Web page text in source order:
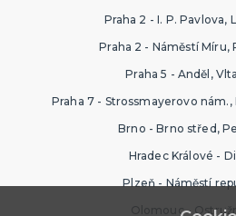
Praha 2 - I. P. Pavlova,
Praha 2 - Náměstí Míru,
Praha 5 - Anděl,
Praha 7 - Strossmayerovo
Brno - Brno střed,
Hradec Králové -
Plzeň - Náměstí
Olomouc -